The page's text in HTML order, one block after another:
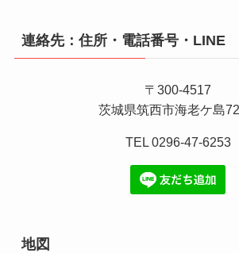
連絡先：住所・電話番号・LINE
〒300-4517
茨城県筑西市海老ケ島
TEL 0296-47-6253
地図